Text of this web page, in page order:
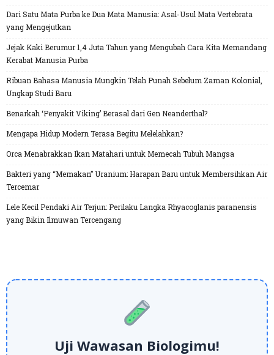
Dari Satu Mata Purba ke Dua Mata Manusia: Asal-Usul Mata Vertebrata
yang Mengejutkan
Jejak Kaki Berumur 1,4 Juta Tahun yang Mengubah Cara Kita Memandang
Kerabat Manusia Purba
Ribuan Bahasa Manusia Mungkin Telah Punah Sebelum Zaman Kolonial,
Ungkap Studi Baru
Benarkah ‘Penyakit Viking’ Berasal dari Gen Neanderthal?
Mengapa Hidup Modern Terasa Begitu Melelahkan?
Orca Menabrakkan Ikan Matahari untuk Memecah Tubuh Mangsa
Bakteri yang “Memakan” Uranium: Harapan Baru untuk Membersihkan Air
Tercemar
Lele Kecil Pendaki Air Terjun: Perilaku Langka Rhyacoglanis paranensis
yang Bikin Ilmuwan Tercengang
Uji Wawasan Biologimu!